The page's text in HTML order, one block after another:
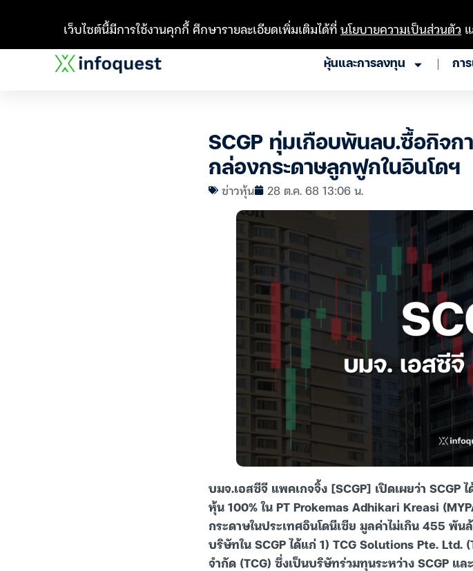
หุ้นและการลงทุน การ
SCGP ทุ่มเกือบพันลบ.ซื้อกิจก
กล่องกระดาษลูกฟูกในอินโดฯ
ข่าวหุ้น 28 ต.ค. 68 13:06 น.
บมจ.เอสซีจี แพคเกจจิ้ง [SCGP] เปิดเผยว่า
หุ้น 100% ใน PT Prokemas Adhikari Kreasi
กระดาษในประเทศอินโดนีเซีย มูลค่าไม่เกิน 455 พั
บริษัทใน SCGP ได้แก่ 1) TCG Solutions Pte.
จำกัด (TCG) ซึ่งเป็นบริษัทร่วมทุนระหว่าง SCGP
เว็บไซต์นี้มีการใช้งานคุกกี้ ศึกษารายละเอียดเพิ่มเติมได้ที่นโยบายความเป็นส่วนตัว